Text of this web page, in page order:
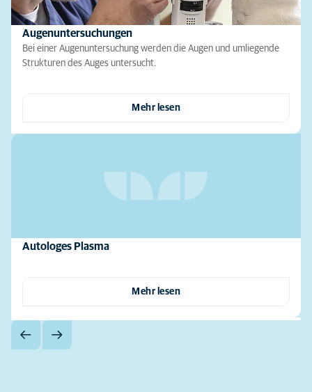
Augenuntersuchungen
Bei einer Augenuntersuchung werden die Augen und umliegende
Strukturen des Auges untersucht.
Mehr lesen
Autologes Plasma
Mehr lesen